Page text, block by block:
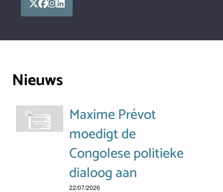
Nieuws
Maxime Prévot
moedigt de
Congolese politieke
dialoog aan
22/07/2026